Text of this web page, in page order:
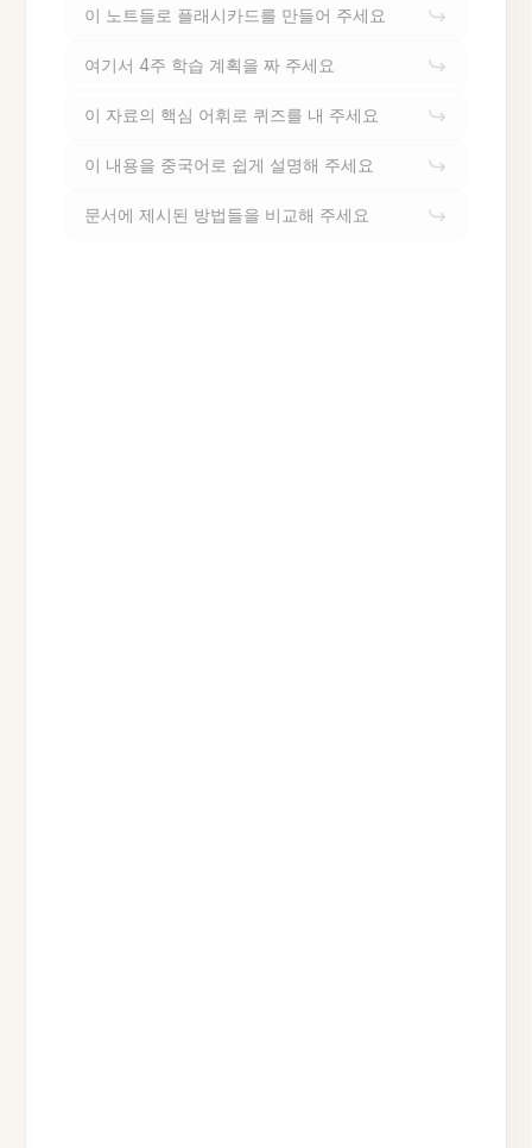
이 노트들로 플래시카드를 만들어 주세요
여기서 4주 학습 계획을 짜 주세요
이 자료의 핵심 어휘로 퀴즈를 내 주세요
이 내용을 중국어로 쉽게 설명해 주세요
문서에 제시된 방법들을 비교해 주세요